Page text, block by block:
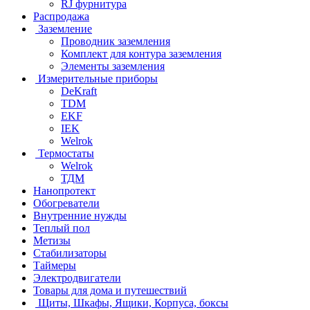
RJ фурнитура
Распродажа
Заземление
Проводник заземления
Комплект для контура заземления
Элементы заземления
Измерительные приборы
DeKraft
TDM
EKF
IEK
Welrok
Термостаты
Welrok
ТДМ
Нанопротект
Обогреватели
Внутренние нужды
Теплый пол
Метизы
Стабилизаторы
Таймеры
Электродвигатели
Товары для дома и путешествий
Щиты, Шкафы, Ящики, Корпуса, боксы